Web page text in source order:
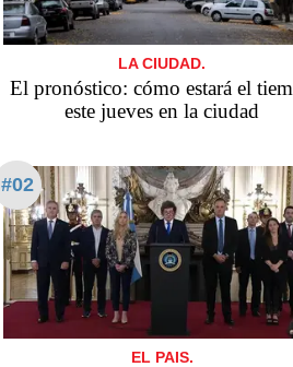
LA CIUDAD.
El pronóstico: cómo estará el
este jueves en la ciudad
#02
EL PAIS.